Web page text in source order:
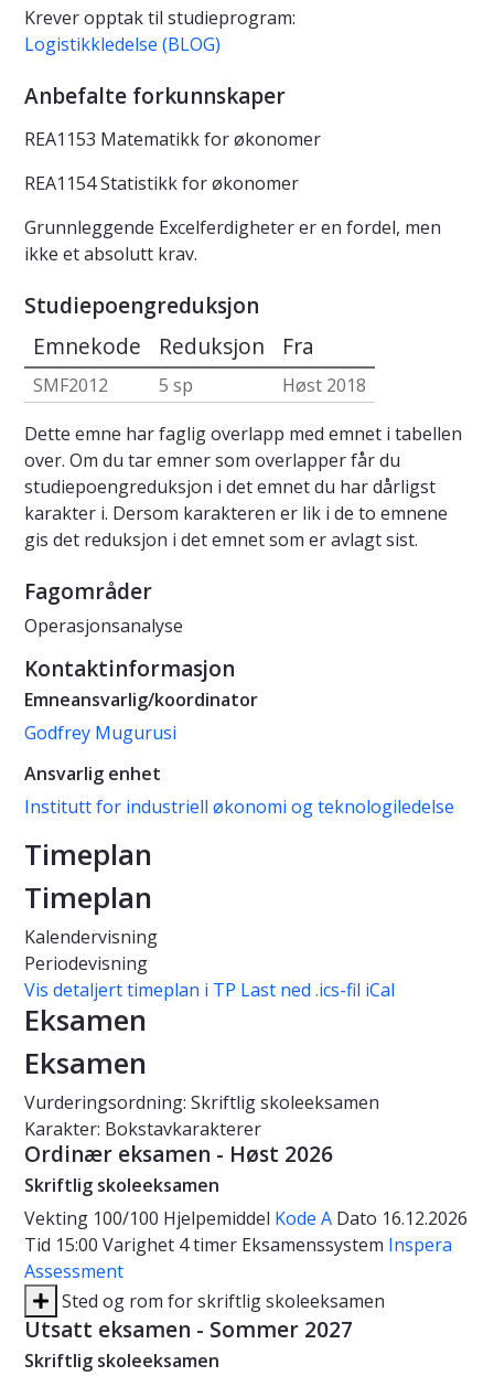
Krever opptak til studieprogram:
Logistikkledelse (BLOG)
Anbefalte forkunnskaper
REA1153 Matematikk for økonomer
REA1154 Statistikk for økonomer
Grunnleggende Excelferdigheter er en fordel, men
ikke et absolutt krav.
Studiepoengreduksjon
Emnekode Reduksjon Fra
SMF2012 5 sp
Høst 2018
Dette emne har faglig overlapp med emnet i tabellen
over. Om du tar emner som overlapper får du
studiepoengreduksjon i det emnet du har dårligst
karakter i. Dersom karakteren er lik i de to emnene
gis det reduksjon i det emnet som er avlagt sist.
Fagområder
Operasjonsanalyse
Kontaktinformasjon
Emneansvarlig/koordinator
Godfrey Mugurusi
Ansvarlig enhet
Institutt for industriell økonomi og teknologiledelse
Timeplan
Timeplan
Kalendervisning
Periodevisning
Vis detaljert timeplan i TP Last ned .ics-fil iCal
Eksamen
Eksamen
Vurderingsordning: Skriftlig skoleeksamen
Karakter: Bokstavkarakterer
Ordinær eksamen - Høst 2026
Skriftlig skoleeksamen
Vekting 100/100 Hjelpemiddel Kode A Dato 16.12.2026
Tid 15:00 Varighet 4 timer Eksamenssystem Inspera
Assessment
Sted og rom for skriftlig skoleeksamen
Utsatt eksamen - Sommer 2027
Skriftlig skoleeksamen